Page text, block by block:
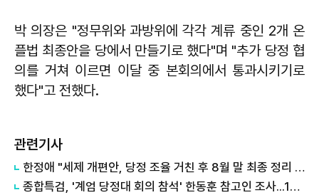
박 의장은 "정무위와 과방위에 각각 계류 중인 2개 온
플법 최종안을 당에서 만들기로 했다"며 "추가 당정 협
의를 거쳐 이르면 이달 중 본회의에서 통과시키기로
했다"고 전했다.
관련기사
한정애 "세제 개편안, 당정 조율 거친 후 8월 말 최종 정리 가능"
종합특검, '계엄 당정대 회의 참석' 한동훈 참고인 조사...12일 통보